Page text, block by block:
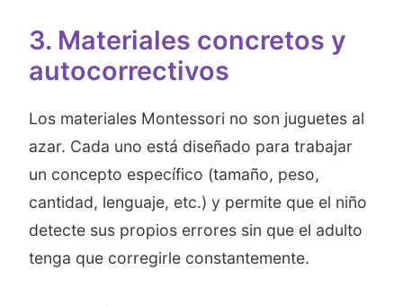
3. Materiales concretos y
autocorrectivos
Los materiales Montessori no son juguetes al
azar. Cada uno está diseñado para trabajar
un concepto específico (tamaño, peso,
cantidad, lenguaje, etc.) y permite que el niño
detecte sus propios errores sin que el adulto
tenga que corregirle constantemente.